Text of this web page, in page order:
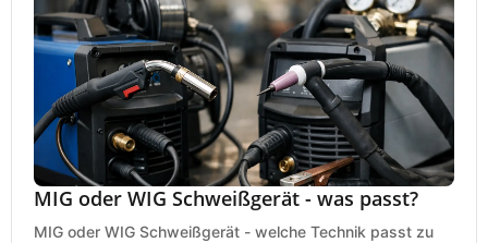
MIG oder WIG Schweißgerät - was passt?
MIG oder WIG Schweißgerät - welche Technik passt zu